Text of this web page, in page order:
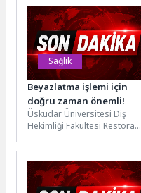
Zabıtası, İzmit Balıkhan’ın
yanındaki...
Sağlık
Beyazlatma işlemi için
doğru zaman önemli!
Üsküdar Üniversitesi Diş
Hekimliği Fakültesi Restoratif
Başkanı Dr. Öğr. Üyesi
Özge...